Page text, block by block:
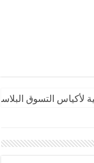
لأكياس التسوق